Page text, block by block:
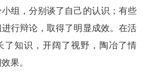
组，分别谈了自己的认识；有些
行辩论，取得了明显成效。在活
了知识，开阔了视野，陶冶了情
果。